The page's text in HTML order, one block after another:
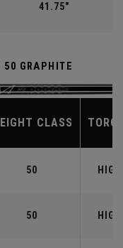
41.75"
50 GRAPHITE
CLASS
50 HIGH
50 HIGH